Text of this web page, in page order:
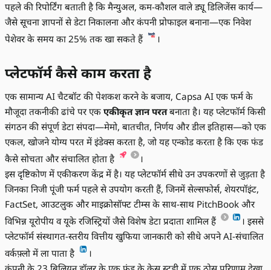
पहले की रिपोर्टिंग बताती है कि मैन्युअल, कम-कौशल वाले ड्यू डिलिजेंस कार्य—
जैसे सूचना ज्ञापनों से डेटा निकालना और कंपनी प्रोफाइल बनाना—एक निवेश
पेशेवर के समय का 25% तक खा सकते हैं
।
प्लेटफॉर्म कैसे काम करता है
एक सामान्य AI चैटबॉट की पेशकश करने के बजाय, Capsa AI एक फर्म के
मौजूदा तकनीकी ढांचे पर एक एकीकृत ज्ञान परतबनाता है। यह प्लेटफॉर्म किसी
संगठन की संपूर्ण डेटा संपदा—मेमो, बातचीत, निर्णय और डील इतिहास—को एक
एकल, खोजने योग्य परत में इंडेक्स करता है, जो यह एन्कोड करता है कि एक फंड
कैसे सोचता और संचालित होता है
।
इस दृष्टिकोण में एकीकरण केंद्र में है। यह प्लेटफॉर्म सीधे उन उपकरणों से जुड़ता है
जिनका निजी पूंजी फर्म पहले से उपयोग करती हैं, जिनमें सेल्सफोर्स, शेयरपॉइंट,
FactSet, आउटलुक और माइक्रोसॉफ्ट टीम्स के साथ-साथ PitchBook और
विभिन्न यूरोपीय व यूके रजिस्ट्रियों जैसे विशेष डेटा प्रदाता शामिल हैं
। इससे
प्लेटफॉर्म संस्थागत-स्तरीय वित्तीय खुफिया जानकारी को सीधे अपने AI-संचालित
वर्कफ़्लो में ला पाता है
।